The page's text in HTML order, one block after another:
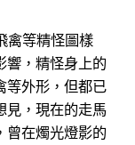
禽等精怪圖樣
響，精怪身上的
等外形，但都已
見，現在的走馬
曾在燭光燈影的